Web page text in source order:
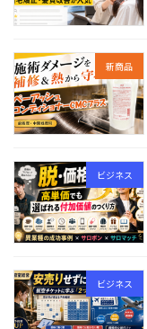
新商品
ビジネス
ビジネス